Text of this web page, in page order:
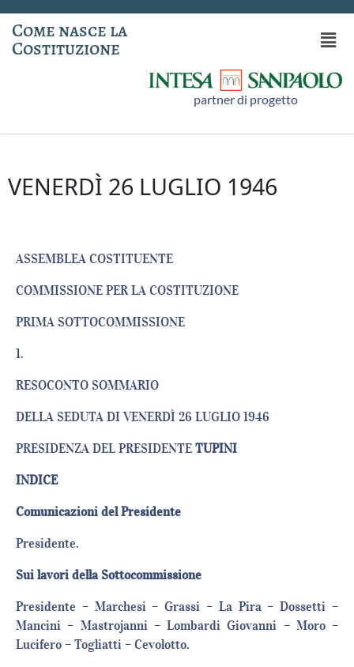
Come nasce la
Costituzione
partner di progetto
VENERDÌ 26 LUGLIO 1946
ASSEMBLEA COSTITUENTE
COMMISSIONE PER LA COSTITUZIONE
PRIMA SOTTOCOMMISSIONE
1.
RESOCONTO SOMMARIO
DELLA SEDUTA DI VENERDÌ 26 LUGLIO 1946
PRESIDENZA DEL PRESIDENTE TUPINI
INDICE
Comunicazioni del Presidente
Presidente.
Sui lavori della Sottocommissione
Presidente – Marchesi – Grassi – La Pira – Dossetti –
Mancini – Mastrojanni – Lombardi Giovanni – Moro –
Lucifero – Togliatti – Cevolotto.